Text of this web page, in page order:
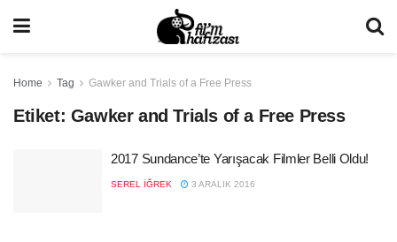
Home Tag Gawker and Trials of a Free Press
Etiket: Gawker and Trials of a Free Press
2017 Sundance’te Yarışacak Filmler Belli Oldu!
SEREL İĞREK 3 ARALIK 2016